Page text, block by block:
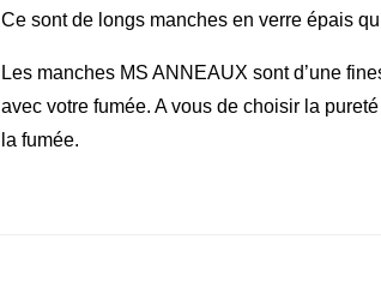
Ce sont de longs manches en verre épais
Les manches MS ANNEAUX sont d’une
avec votre fumée. A vous de choisir la
la fumée.